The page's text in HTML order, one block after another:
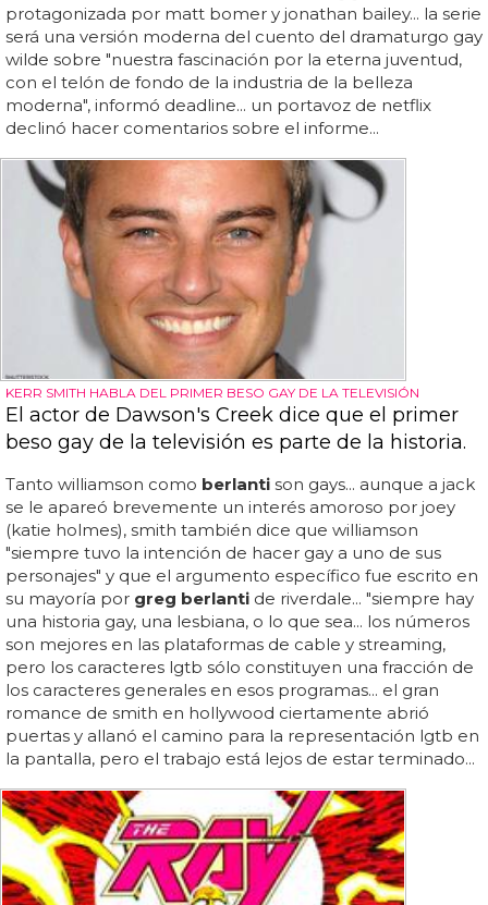
protagonizada por matt bomer y jonathan bailey... la serie
será una versión moderna del cuento del dramaturgo gay
wilde sobre "nuestra fascinación por la eterna juventud,
con el telón de fondo de la industria de la belleza
moderna", informó deadline... un portavoz de netflix
declinó hacer comentarios sobre el informe...
KERR SMITH HABLA DEL PRIMER BESO GAY DE LA TELEVISIÓN
El actor de Dawson's Creek dice que el primer
beso gay de la televisión es parte de la historia.
Tanto williamson como berlanti son gays... aunque a jack
se le apareó brevemente un interés amoroso por joey
(katie holmes), smith también dice que williamson
"siempre tuvo la intención de hacer gay a uno de sus
personajes" y que el argumento específico fue escrito en
su mayoría por greg berlanti de riverdale... "siempre hay
una historia gay, una lesbiana, o lo que sea... los números
son mejores en las plataformas de cable y streaming,
pero los caracteres lgtb sólo constituyen una fracción de
los caracteres generales en esos programas... el gran
romance de smith en hollywood ciertamente abrió
puertas y allanó el camino para la representación lgtb en
la pantalla, pero el trabajo está lejos de estar terminado...